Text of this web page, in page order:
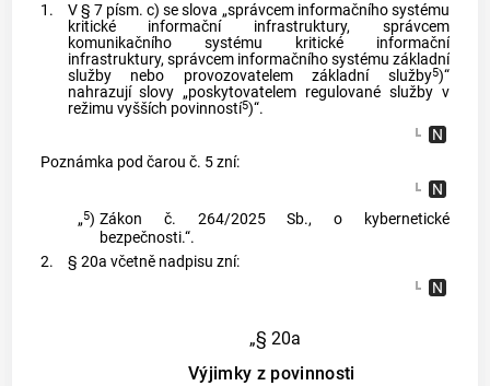
1.
V § 7 písm. c) se slova „správcem informačního systému
kritické informační infrastruktury, správcem
komunikačního systému kritické informační
infrastruktury, správcem informačního systému základní
služby nebo provozovatelem základní služby5)“
nahrazují slovy „poskytovatelem regulované služby v
režimu vyšších povinností5)“.
Poznámka pod čarou č. 5 zní:
„5) Zákon č. 264/2025 Sb., o kybernetické
bezpečnosti.“.
2.
§ 20a včetně nadpisu zní:
„§ 20a
Výjimky z povinnosti